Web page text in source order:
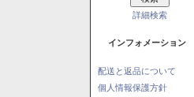
詳細検索
インフォメーション
配送と返品について
個人情報保護方針